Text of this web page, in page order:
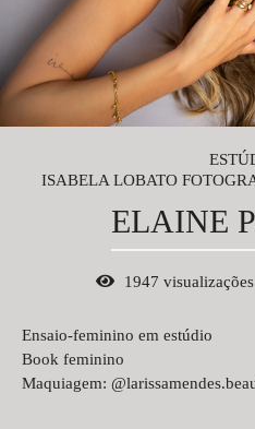
ISABELA LOBATO
ELAINE
1947 visualizações
Ensaio-feminino em estúdio
Book feminino
Maquiagem: